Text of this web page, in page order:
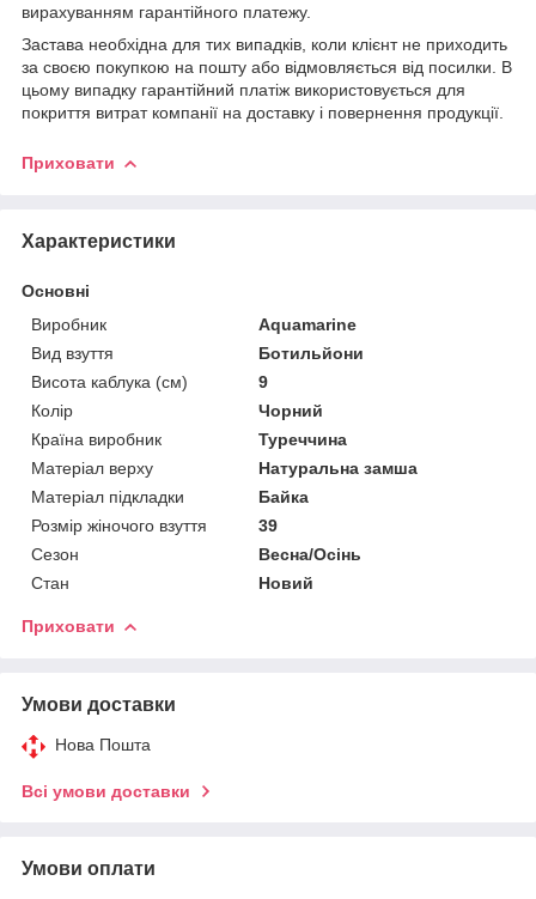
вирахуванням гарантійного платежу.
Застава необхідна для тих випадків, коли клієнт не приходить
за своєю покупкою на пошту або відмовляється від посилки. В
цьому випадку гарантійний платіж використовується для
покриття витрат компанії на доставку і повернення продукції.
Приховати
Характеристики
Основні
Виробник
Aquamarine
Вид взуття
Ботильйони
Висота каблука (см)
9
Колір
Чорний
Країна виробник
Туреччина
Матеріал верху
Натуральна замша
Матеріал підкладки
Байка
Розмір жіночого взуття
39
Сезон
Весна/Осінь
Стан
Новий
Приховати
Умови доставки
Нова Пошта
Всі умови доставки
Умови оплати